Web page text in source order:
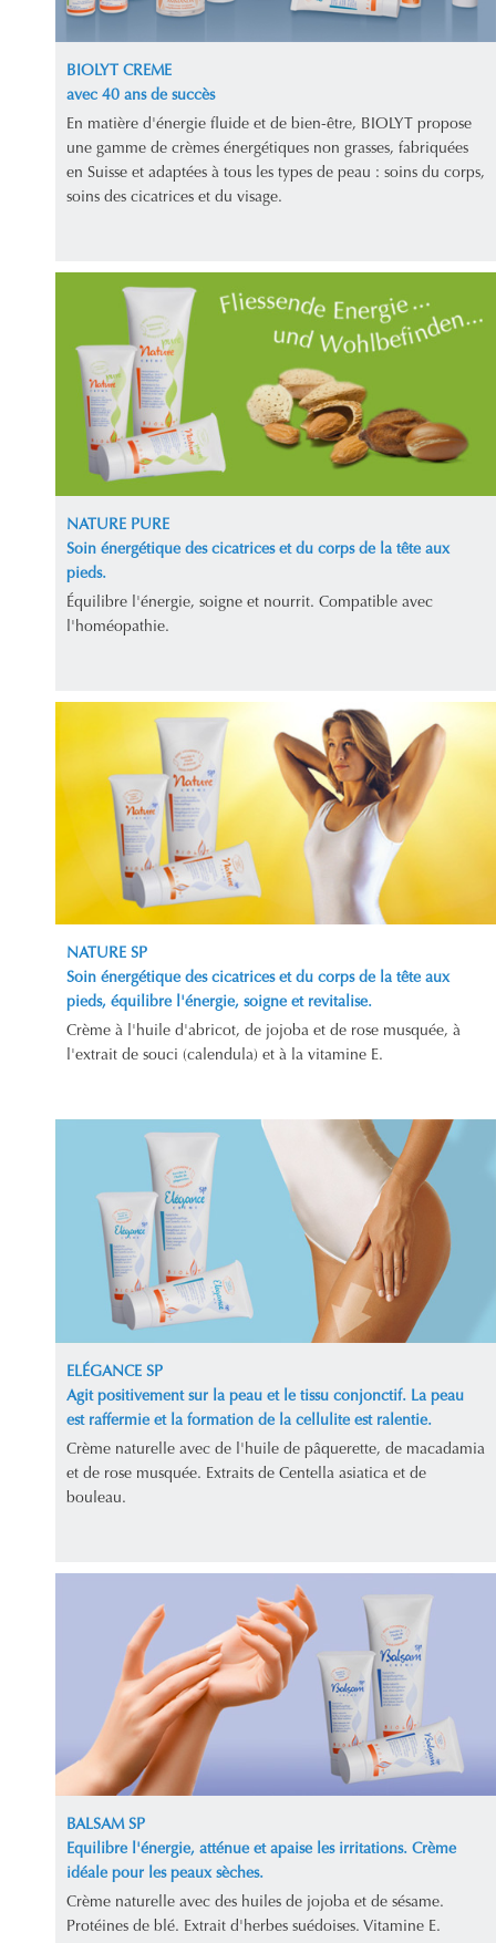
BIOLYT CREME
avec 40 ans de succès
En matière d'énergie fluide et de bien-être, BIOLYT propose
une gamme de crèmes énergétiques non grasses, fabriquées
en Suisse et adaptées à tous les types de peau : soins du corps,
soins des cicatrices et du visage.
NATURE PURE
Soin énergétique des cicatrices et du corps de la tête aux
pieds.
Équilibre l'énergie, soigne et nourrit. Compatible avec
l'homéopathie.
NATURE SP
Soin énergétique des cicatrices et du corps de la tête aux
pieds, équilibre l'énergie, soigne et revitalise.
Crème à l'huile d'abricot, de jojoba et de rose musquée, à
l'extrait de souci (calendula) et à la vitamine E.
ELÉGANCE SP
Agit positivement sur la peau et le tissu conjonctif. La peau
est raffermie et la formation de la cellulite est ralentie.
Crème naturelle avec de l'huile de pâquerette, de macadamia
et de rose musquée. Extraits de Centella asiatica et de
bouleau.
BALSAM SP
Equilibre l'énergie, atténue et apaise les irritations. Crème
idéale pour les peaux sèches.
Crème naturelle avec des huiles de jojoba et de sésame.
Protéines de blé. Extrait d'herbes suédoises. Vitamine E.